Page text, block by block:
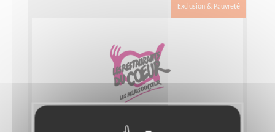
Exclusion & Pauvreté